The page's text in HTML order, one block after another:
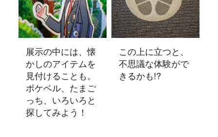
展示の中には、懐
かしのアイテムを
見付けることも。
ポケベル、たまご
っち、いろいろと
探してみよう！
この上に立つと、
不思議な体験がで
きるかも!?